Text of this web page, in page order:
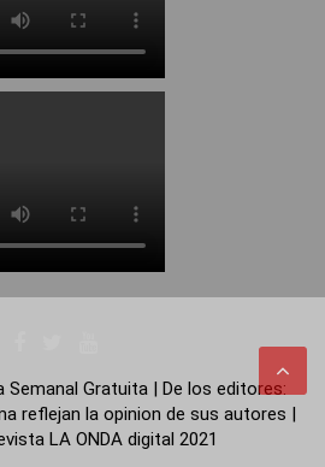
Semanal Gratuita | De los editores:
reflejan la opinion de sus autores |
LA ONDA digital 2021